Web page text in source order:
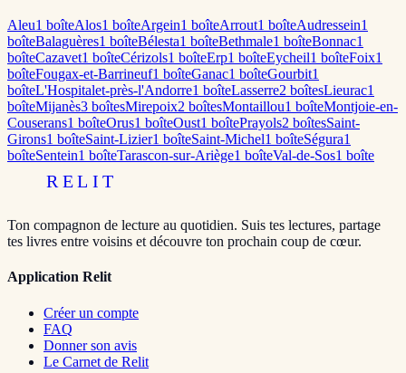
Aleu1 boîteAlos1 boîteArgein1 boîteArrout1 boîteAudressein1
boîteBalaguères1 boîteBélesta1 boîteBethmale1 boîteBonnac1
boîteCazavet1 boîteCérizols1 boîteErp1 boîteEycheil1 boîteFoix1
boîteFougax-et-Barrineuf1 boîteGanac1 boîteGourbit1
boîteL'Hospitalet-près-l'Andorre1 boîteLasserre2 boîtesLieurac1
boîteMijanès3 boîtesMirepoix2 boîtesMontaillou1 boîteMontjoie-en-
Couserans1 boîteOrus1 boîteOust1 boîtePrayols2 boîtesSaint-
Girons1 boîteSaint-Lizier1 boîteSaint-Michel1 boîteSégura1
boîteSentein1 boîteTarascon-sur-Ariège1 boîteVal-de-Sos1 boîte
RELIT
Ton compagnon de lecture au quotidien. Suis tes lectures, partage
tes livres entre voisins et découvre ton prochain coup de cœur.
Application Relit
Créer un compte
FAQ
Donner son avis
Le Carnet de Relit